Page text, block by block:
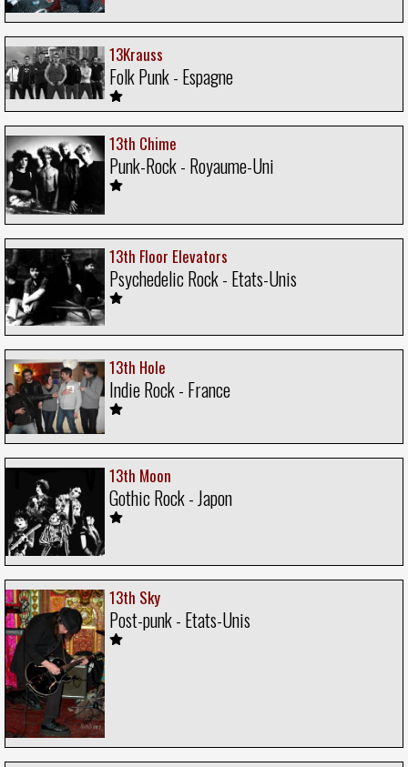
13Krauss
Folk Punk - Espagne
13th Chime
Punk-Rock - Royaume-Uni
13th Floor Elevators
Psychedelic Rock - Etats-Unis
13th Hole
Indie Rock - France
13th Moon
Gothic Rock - Japon
13th Sky
Post-punk - Etats-Unis